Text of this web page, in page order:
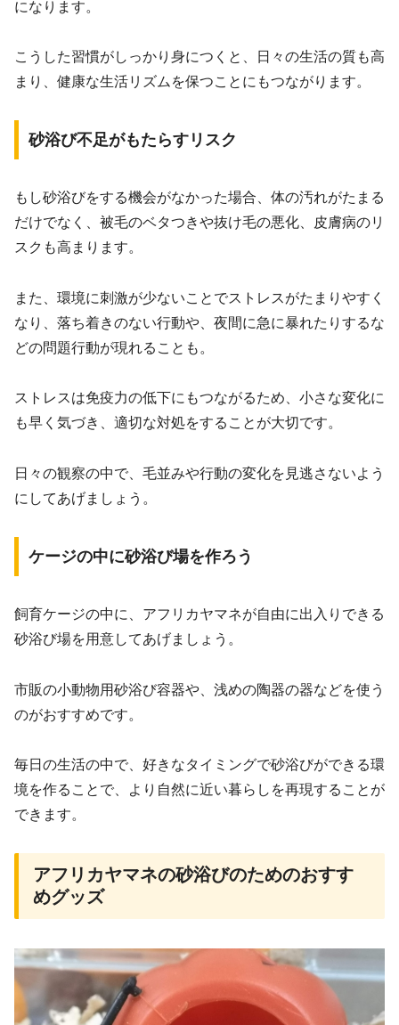
になります。
こうした習慣がしっかり身につくと、日々の生活の質も高
まり、健康な生活リズムを保つことにもつながります。
砂浴び不足がもたらすリスク
もし砂浴びをする機会がなかった場合、体の汚れがたまる
だけでなく、被毛のベタつきや抜け毛の悪化、皮膚病のリ
スクも高まります。
また、環境に刺激が少ないことでストレスがたまりやすく
なり、落ち着きのない行動や、夜間に急に暴れたりするな
どの問題行動が現れることも。
ストレスは免疫力の低下にもつながるため、小さな変化に
も早く気づき、適切な対処をすることが大切です。
日々の観察の中で、毛並みや行動の変化を見逃さないよう
にしてあげましょう。
ケージの中に砂浴び場を作ろう
飼育ケージの中に、アフリカヤマネが自由に出入りできる
砂浴び場を用意してあげましょう。
市販の小動物用砂浴び容器や、浅めの陶器の器などを使う
のがおすすめです。
毎日の生活の中で、好きなタイミングで砂浴びができる環
境を作ることで、より自然に近い暮らしを再現することが
できます。
アフリカヤマネの砂浴びのためのおすす
めグッズ